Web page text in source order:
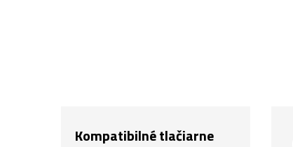
Kompatibilné tlačiarne